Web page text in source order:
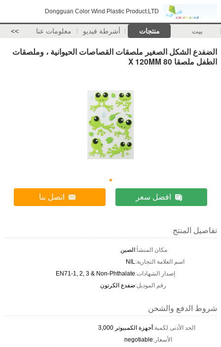
Dongguan Color Wind Plastic Product.LTD
بيت منتجات أشرطة فيديو معلومات عنا >>
الضفدع الشكل الصغير ملصقات القصاصات الحيوانية ، وملصقات
الطفل ملصقا 80 X 120MM
افضل سعر اتصل بنا
تفاصيل المنتج
مكان المنشأ:الصين
اسم العلامة التجارية:NIL
إصدار الشهادات:EN71-1, 2, 3 & Non-Phthalate
رقم الموديل:ضفدع الكرتون
شروط الدفع والشحن
الحد الأدنى لكمية:أجهزة الكمبيوتر 3,000
الأسعار:negotiable